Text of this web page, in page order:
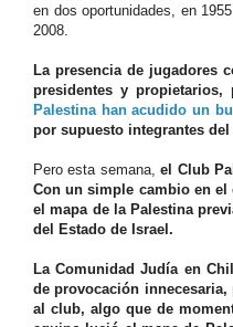
en dos oportunidades, en
2008.
La presencia de jugadores
presidentes y
Palestina han acudido un
por supuesto integrantes
Pero esta semana,el Club
Con un simple cambio en
el mapa de la Palestina
del Estado de Israel.
La Comunidad Judía en
de provocación
al club, algo que de